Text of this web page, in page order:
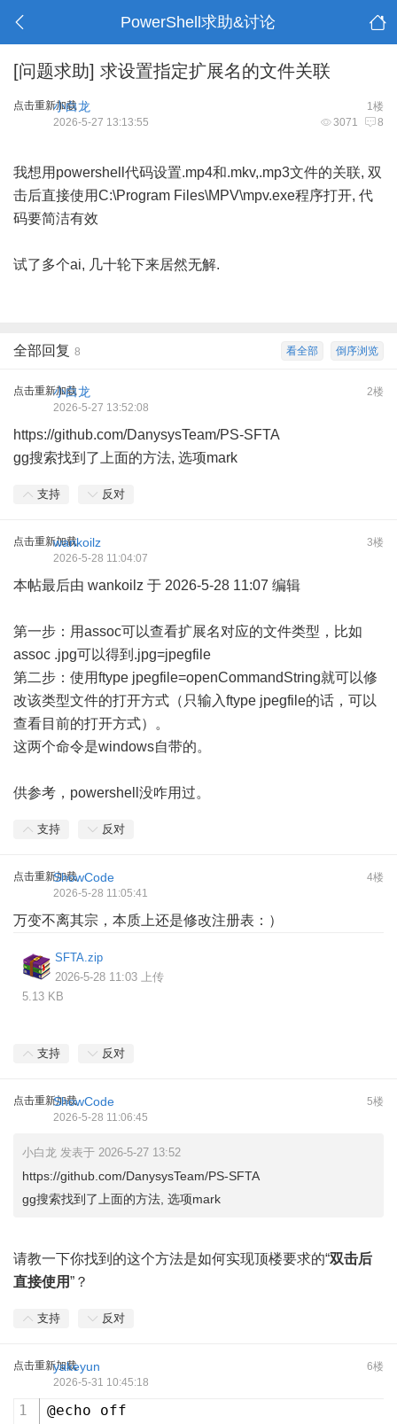
PowerShell求助&讨论
[问题求助] 求设置指定扩展名的文件关联
点击重新加载 1楼
小白龙
3071 8
2026-5-27 13:13:55
我想用powershell代码设置.mp4和.mkv,.mp3文件的关联, 双
击后直接使用C:\Program Files\MPV\mpv.exe程序打开, 代
码要简洁有效
试了多个ai, 几十轮下来居然无解.
倒序浏览
看全部
全部回复 8
点击重新加载 2楼
小白龙
2026-5-27 13:52:08
https://github.com/DanysysTeam/PS-SFTA
gg搜索找到了上面的方法, 选项mark
支持 反对
点击重新加载 3楼
wankoilz
2026-5-28 11:04:07
本帖最后由 wankoilz 于 2026-5-28 11:07 编辑
第一步：用assoc可以查看扩展名对应的文件类型，比如
assoc .jpg可以得到.jpg=jpegfile
第二步：使用ftype jpegfile=openCommandString就可以修
改该类型文件的打开方式（只输入ftype jpegfile的话，可以
查看目前的打开方式）。
这两个命令是windows自带的。
供参考，powershell没咋用过。
支持 反对
点击重新加载 4楼
ShowCode
2026-5-28 11:05:41
万变不离其宗，本质上还是修改注册表：）
SFTA.zip
2026-5-28 11:03 上传
5.13 KB
支持 反对
点击重新加载 5楼
ShowCode
2026-5-28 11:06:45
小白龙 发表于 2026-5-27 13:52
https://github.com/DanysysTeam/PS-SFTA
gg搜索找到了上面的方法, 选项mark
请教一下你找到的这个方法是如何实现顶楼要求的“双击后
直接使用”？
支持 反对
点击重新加载 6楼
yakeyun
2026-5-31 10:45:18
@echo off